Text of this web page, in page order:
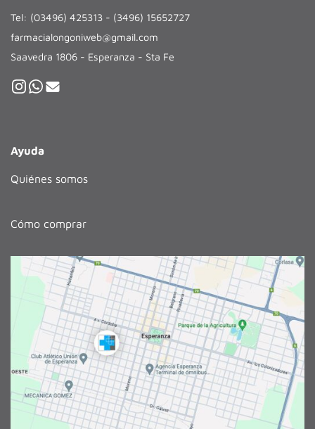
Tel: (03496) 425313 - (3496) 15652727
farmacialongoniweb@gmail.com
Saavedra 1806 - Esperanza - Sta Fe
Ayuda
Quiénes somos
Cómo comprar